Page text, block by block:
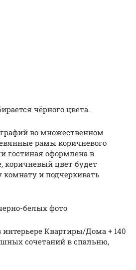
чёрного цвета.
во множественном
рамы коричневого
гостиная оформлена в
коричневый цвет будет
комнату и подчеркивать
белых фото
интерьере Квартиры/Дома + 140
сочетаний в спальню,